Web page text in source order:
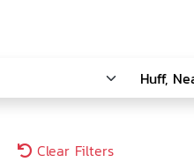
Clear Filters